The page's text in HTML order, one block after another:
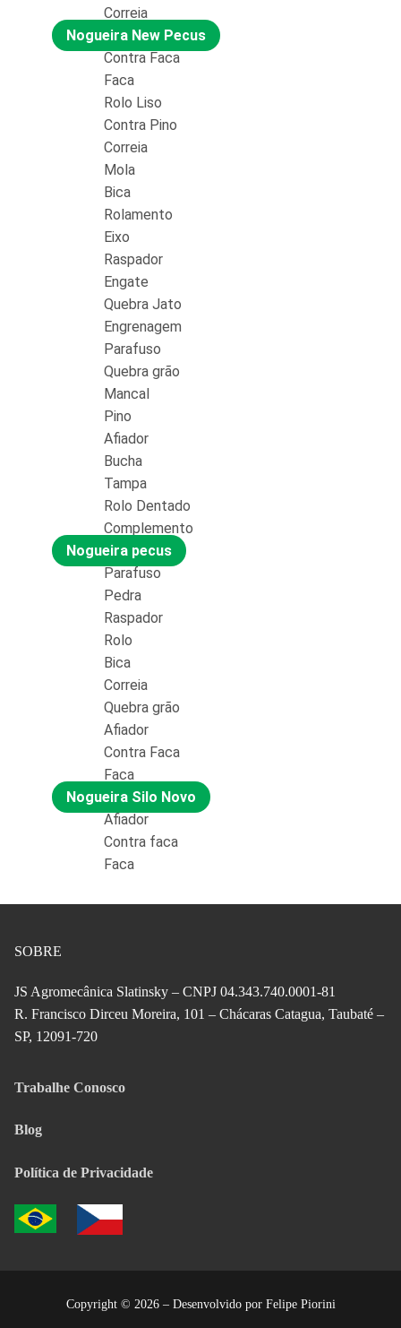
Correia
Nogueira New Pecus
Contra Faca
Faca
Rolo Liso
Contra Pino
Correia
Mola
Bica
Rolamento
Eixo
Raspador
Engate
Quebra Jato
Engrenagem
Parafuso
Quebra grão
Mancal
Pino
Afiador
Bucha
Tampa
Rolo Dentado
Complemento
Nogueira pecus
Parafuso
Pedra
Raspador
Rolo
Bica
Correia
Quebra grão
Afiador
Contra Faca
Faca
Nogueira Silo Novo
Afiador
Contra faca
Faca
SOBRE
JS Agromecânica Slatinsky – CNPJ 04.343.740.0001-81
R. Francisco Dirceu Moreira, 101 – Chácaras Catagua, Taubaté –
SP, 12091-720
Trabalhe Conosco
Blog
Política de Privacidade
Copyright © 2026 – Desenvolvido por Felipe Piorini